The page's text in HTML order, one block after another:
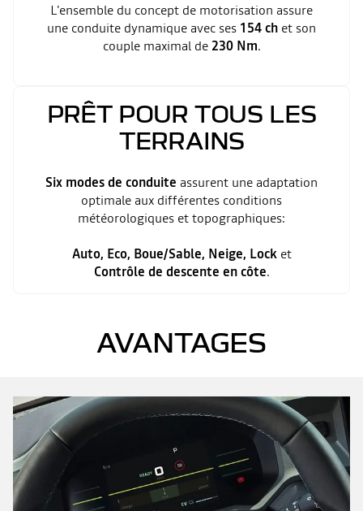
L'ensemble du concept de motorisation assure
une conduite dynamique avec ses 154 ch et son
couple maximal de 230 Nm.
PRÊT POUR TOUS LES
TERRAINS
Six modes de conduite assurent une adaptation
optimale aux différentes conditions
météorologiques et topographiques:
Auto, Eco, Boue/Sable, Neige, Lock et
Contrôle de descente en côte.
AVANTAGES